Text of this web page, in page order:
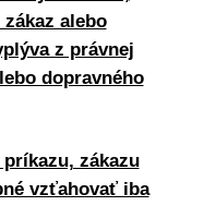
alebo
z právnej
dopravného
zákazu
vzťahovať iba